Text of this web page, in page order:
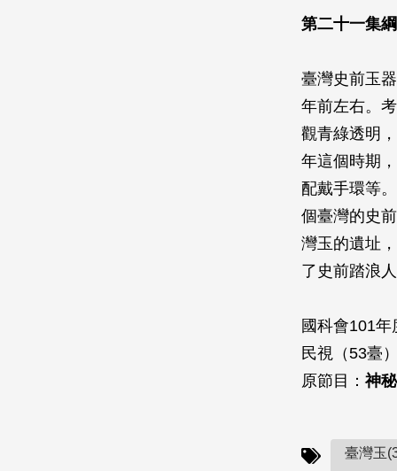
第二十一集
臺灣史前玉
年前左右。
觀青綠透明
年這個時期
配戴手環等
個臺灣的史
灣玉的遺址
了史前踏浪
國科會101
民視（53臺
原節目： 神
臺灣玉